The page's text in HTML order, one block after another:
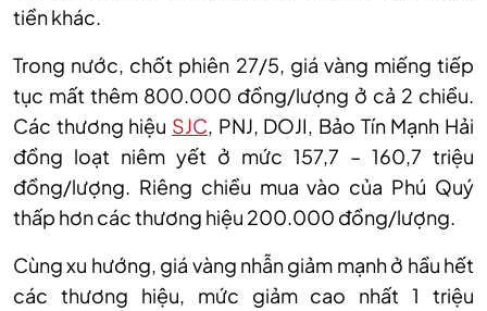
tiền khác.
Trong nước, chốt phiên 27/5, giá vàng miếng tiếp
tục mất thêm 800.000 đồng/lượng ở cả 2 chiều.
Các thương hiệu SJC, PNJ, DOJI, Bảo Tín Mạnh Hải
đồng loạt niêm yết ở mức 157,7 – 160,7 triệu
đồng/lượng. Riêng chiều mua vào của Phú Quý
thấp hơn các thương hiệu 200.000 đồng/lượng.
Cùng xu hướng, giá vàng nhẫn giảm mạnh ở hầu hết
các thương hiệu, mức giảm cao nhất 1 triệu